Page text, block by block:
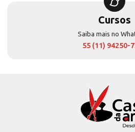
Cursos
Saiba mais no
55 (11) 94250-